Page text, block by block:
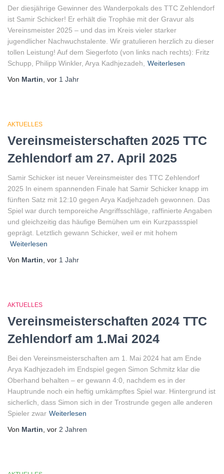
Der diesjährige Gewinner des Wanderpokals des TTC Zehlendorf
ist Samir Schicker! Er erhält die Trophäe mit der Gravur als
Vereinsmeister 2025 – und das im Kreis vieler starker
jugendlicher Nachwuchstalente. Wir gratulieren herzlich zu dieser
tollen Leistung! Auf dem Siegerfoto (von links nach rechts): Fritz
Schupp, Philipp Winkler, Arya Kadhjezadeh,
Weiterlesen
Von Martin , vor 1 Jahr
AKTUELLES
Vereinsmeisterschaften 2025 TTC
Zehlendorf am 27. April 2025
Samir Schicker ist neuer Vereinsmeister des TTC Zehlendorf
2025 In einem spannenden Finale hat Samir Schicker knapp im
fünften Satz mit 12:10 gegen Arya Kadjehzadeh gewonnen. Das
Spiel war durch temporeiche Angriffsschläge, raffinierte Angaben
und gleichzeitig das häufige Bemühen um ein Kurzpassspiel
geprägt. Letztlich gewann Schicker, weil er mit hohem
Weiterlesen
Von Martin , vor 1 Jahr
AKTUELLES
Vereinsmeisterschaften 2024 TTC
Zehlendorf am 1.Mai 2024
Bei den Vereinsmeisterschaften am 1. Mai 2024 hat am Ende
Arya Kadhjezadeh im Endspiel gegen Simon Schmitz klar die
Oberhand behalten – er gewann 4:0, nachdem es in der
Hauptrunde noch ein heftig umkämpftes Spiel war. Hintergrund ist
sicherlich, dass Simon sich in der Trostrunde gegen alle anderen
Spieler zwar Weiterlesen
Von Martin , vor 2 Jahren